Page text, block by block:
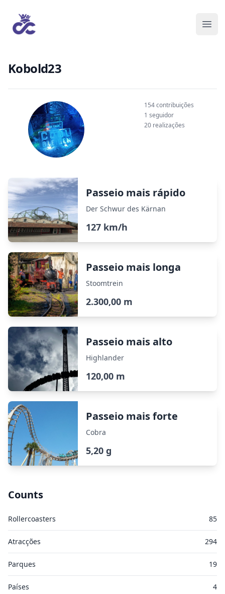
Kobold23
154 contribuições
1 seguidor
20 realizações
Passeio mais rápido
Der Schwur des Kärnan
127 km/h
Passeio mais longa
Stoomtrein
2.300,00 m
Passeio mais alto
Highlander
120,00 m
Passeio mais forte
Cobra
5,20 g
Counts
Rollercoasters 85
Atracções 294
Parques 19
Países 4